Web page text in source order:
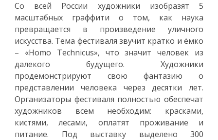
Со всей России художники изобразят 5
масштабных граффити о том, как наука
превращается в произведение уличного
искусства. Тема фестиваля звучит кратко и ёмко
– «Homo Technicus», что значит человек из
далекого будущего. Художники
продемонстрируют свою фантазию о
представлении человека через десятки лет.
Организаторы фестиваля полностью обеспечат
художников всем необходим: красками,
кистями, лесами, оплатят проживание и
питание. Под выставку выделено 300